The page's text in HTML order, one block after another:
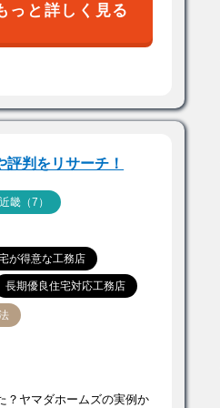
っと詳しく見る
判をリサーチ！
近畿（7）
が得意な工務店
長期優良住宅対応工務店
？ヤマダホームズの実例か